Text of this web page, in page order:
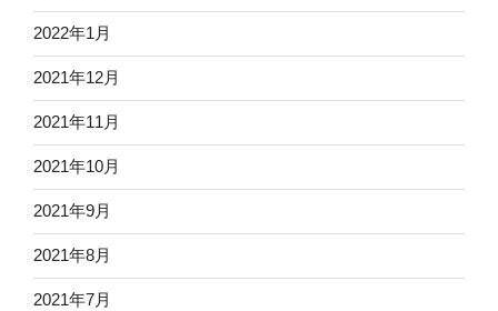
2022年1月
2021年12月
2021年11月
2021年10月
2021年9月
2021年8月
2021年7月